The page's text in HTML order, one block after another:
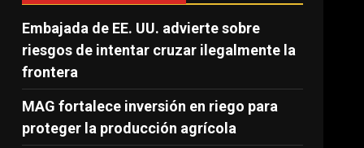
Embajada de EE. UU. advierte sobre
riesgos de intentar cruzar ilegalmente la
frontera
MAG fortalece inversión en riego para
proteger la producción agrícola